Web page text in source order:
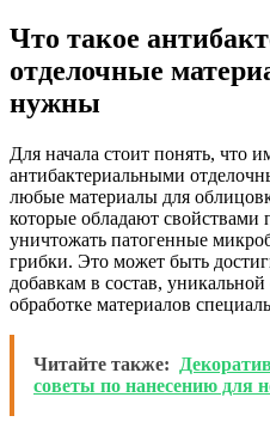
Что такое
отделочные
нужны
Для начала стоит понять, что
антибактериальными
любые материалы для
которые обладают свойствами
уничтожать патогенные
грибки. Это может быть
добавкам в состав,
обработке материалов
Читайте также:
советы по нанесению для